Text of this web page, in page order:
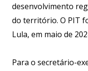
desenvolvimento
do território. O PIT
Lula, em maio de
Para o secretário-